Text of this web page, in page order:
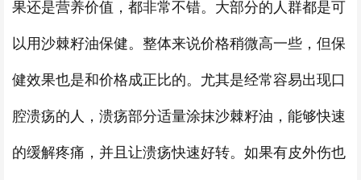
果还是营养价值，都非常不错。大部分的人群都是可
以用沙棘籽油保健。整体来说价格稍微高一些，但保
健效果也是和价格成正比的。尤其是经常容易出现口
腔溃疡的人，溃疡部分适量涂抹沙棘籽油，能够快速
的缓解疼痛，并且让溃疡快速好转。如果有皮外伤也